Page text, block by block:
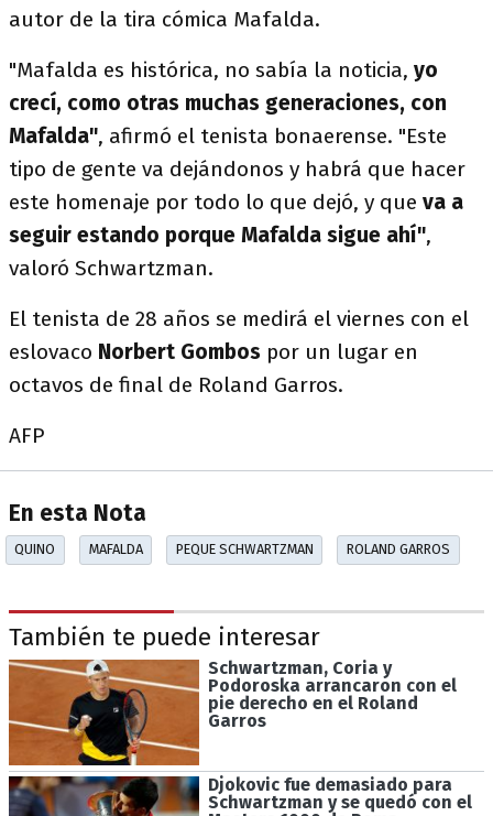
autor de la tira cómica Mafalda.
"Mafalda es histórica, no sabía la noticia, yo
crecí, como otras muchas generaciones, con
Mafalda", afirmó el tenista bonaerense. "Este
tipo de gente va dejándonos y habrá que hacer
este homenaje por todo lo que dejó, y que va a
seguir estando porque Mafalda sigue ahí",
valoró Schwartzman.
El tenista de 28 años se medirá el viernes con el
eslovaco Norbert Gombos por un lugar en
octavos de final de Roland Garros.
AFP
En esta Nota
QUINO MAFALDA PEQUE SCHWARTZMAN ROLAND GARROS
También te puede interesar
Schwartzman, Coria y
Podoroska arrancaron con el
pie derecho en el Roland
Garros
Djokovic fue demasiado para
Schwartzman y se quedó con el